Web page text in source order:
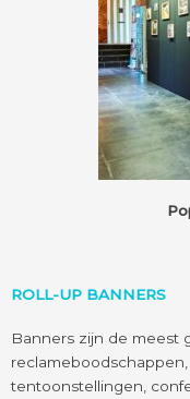
ROLL-UP BANNERS
Banners zijn de meest
tentoonstellingen,